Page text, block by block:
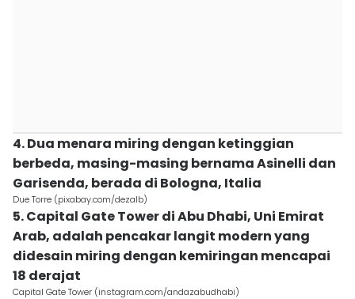
4. Dua menara miring dengan ketinggian
berbeda, masing-masing bernama Asinelli dan
Garisenda, berada di Bologna, Italia
Due Torre (pixabay.com/dezalb)
5. Capital Gate Tower di Abu Dhabi, Uni Emirat
Arab, adalah pencakar langit modern yang
didesain miring dengan kemiringan mencapai
18 derajat
Capital Gate Tower (instagram.com/andazabudhabi)